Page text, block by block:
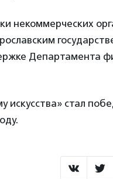
некоммерческих
Департамента
искусства» стал